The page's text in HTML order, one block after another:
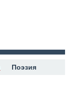
Поэзия